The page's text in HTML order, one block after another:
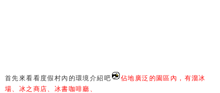
首先來看看度假村內的環境介紹吧 佔地廣泛的園區內， 有溜冰
場、冰之商店、冰書咖啡廳、